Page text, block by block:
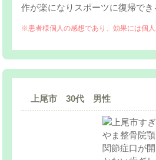
作が楽になりスポーツに復帰でき
※患者様個人の感想であり、効果には個人
上尾市 30代 男性